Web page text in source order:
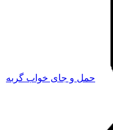
حمل و جای خواب گربه